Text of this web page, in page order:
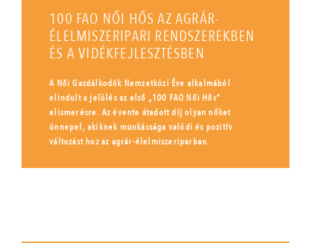
100 FAO NŐI HŐS AZ AGRÁR-
ÉLELMISZERIPARI RENDSZEREKBEN
ÉS A VIDÉKFEJLESZTÉSBEN
A Női Gazdálkodók Nemzetközi Éve alkalmából
elindult a jelölés az első „100 FAO Női Hős”
elismerésre. Az évente átadott díj olyan nőket
ünnepel, akiknek munkássága valódi és pozitív
változást hoz az agrár-élelmiszeriparban.